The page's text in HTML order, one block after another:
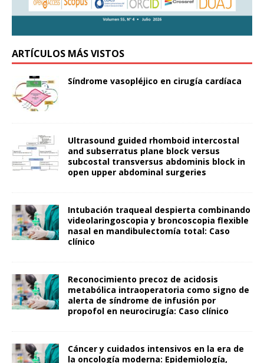
ARTÍCULOS MÁS VISTOS
Síndrome vasopléjico en cirugía cardíaca
Ultrasound guided rhomboid intercostal
and subserratus plane block versus
subcostal transversus abdominis block in
open upper abdominal surgeries
Intubación traqueal despierta combinando
videolaringoscopia y broncoscopia flexible
nasal en mandibulectomía total: Caso
clínico
Reconocimiento precoz de acidosis
metabólica intraoperatoria como signo de
alerta de síndrome de infusión por
propofol en neurocirugía: Caso clínico
Cáncer y cuidados intensivos en la era de
la oncología moderna: Epidemiología,